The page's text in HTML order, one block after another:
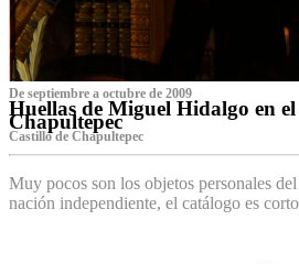
De septiembre a octubre de 2009
Huellas de Miguel Hidalgo en
Chapultepec
Castillo de Chapultepec
Muy pocos son los objetos personales
nación independiente, el catálogo es